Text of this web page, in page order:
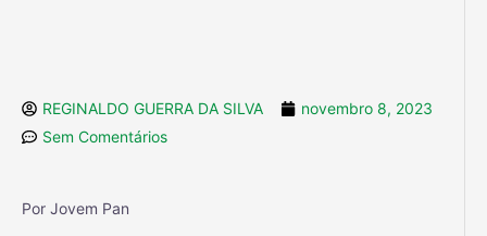
REGINALDO GUERRA DA SILVA
novembro 8, 2023
Sem Comentários
Por Jovem Pan